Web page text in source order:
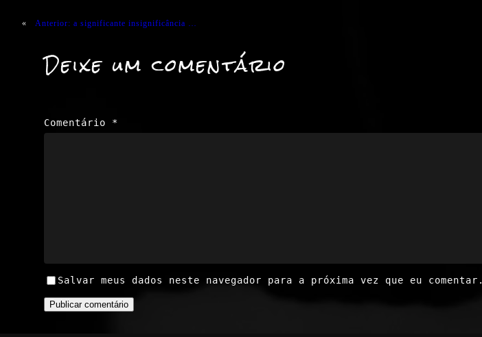
« Anterior: a significante insignificância …
Deixe um comentário
Comentário *
Salvar meus dados neste navegador para a próxima vez que eu comentar.